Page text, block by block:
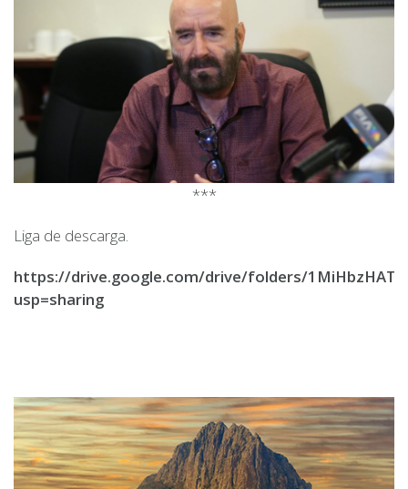
***
Liga de descarga.
https://drive.google.com/drive/folders/
usp=sharing